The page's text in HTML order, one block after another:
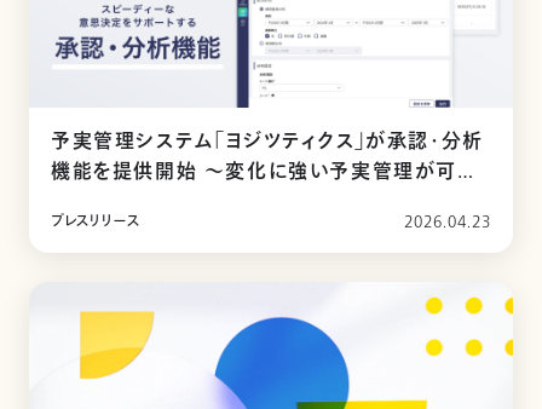
予実管理システム「ヨジツティクス」が承認・分析
機能を提供開始 ～変化に強い予実管理が可能
プレスリリース 2026.04.23